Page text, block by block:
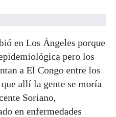
en Los Ángeles porque
pero los
a El Congo entre los
allí la gente se moría
Soriano,
en enfermedades